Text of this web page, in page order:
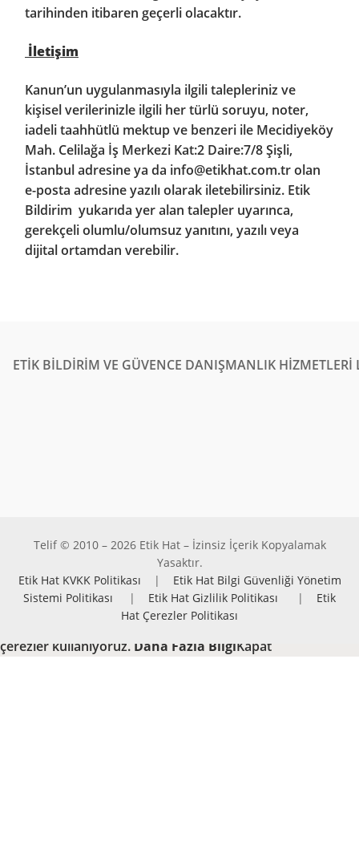
tarihinden itibaren geçerli olacaktır.
İletişim
Kanun’un uygulanmasıyla ilgili talepleriniz ve
kişisel verilerinizle ilgili her türlü soruyu, noter,
iadeli taahhütlü mektup ve benzeri ile Mecidiyeköy
Mah. Celilağa İş Merkezi Kat:2 Daire:7/8 Şişli,
İstanbul adresine ya da info@etikhat.com.trolan
e-posta adresine yazılı olarak iletebilirsiniz. Etik
Bildirim yukarıda yer alan talepler uyarınca,
gerekçeli olumlu/olumsuz yanıtını, yazılı veya
dijital ortamdan verebilir.
ETİK BİLDİRİM VE GÜVENCE DANIŞMANLIK HİZMETLERİ
Telif © 2010 – 2026 Etik Hat – İzinsiz İçerik Kopyalamak
Yasaktır.
Etik Hat KVKK Politikası | Etik Hat Bilgi Güvenliği Yönetim
Sistemi Politikası | Etik Hat Gizlilik Politikası | Etik
Hat Çerezler Politikası
Hizmetlerimizden en iyi şekilde faydalanabilmeniz için
çerezler kullanıyoruz. Daha Fazla BilgiKapat